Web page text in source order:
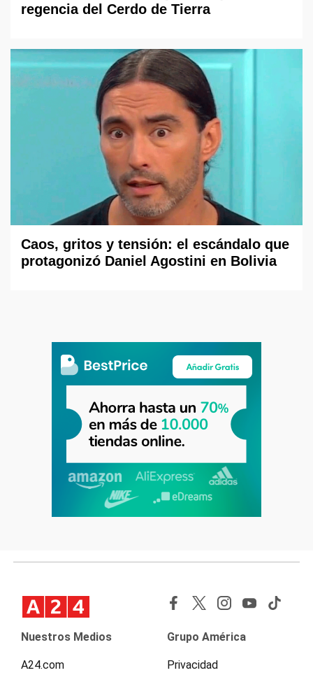
regencia del Cerdo de Tierra
Caos, gritos y tensión: el escándalo que
protagonizó Daniel Agostini en Bolivia
Nuestros Medios
A24.com
Grupo América
Privacidad